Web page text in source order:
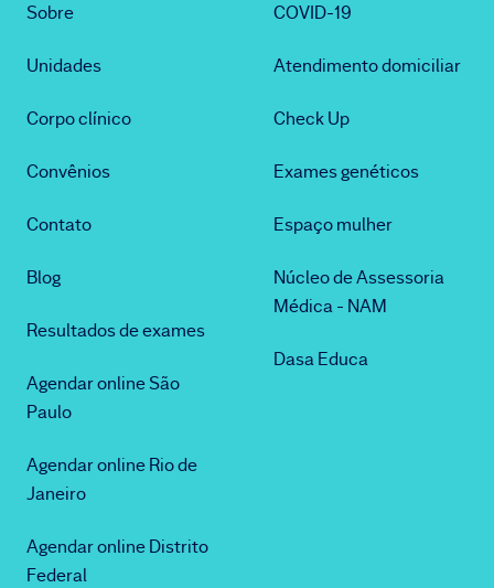
Sobre
Unidades
Corpo clínico
Convênios
Contato
Blog
Resultados de exames
Agendar online São
Paulo
Agendar online Rio de
Janeiro
Agendar online Distrito
Federal
COVID-19
Atendimento domiciliar
Check Up
Exames genéticos
Espaço mulher
Núcleo de Assessoria
Médica - NAM
Dasa Educa